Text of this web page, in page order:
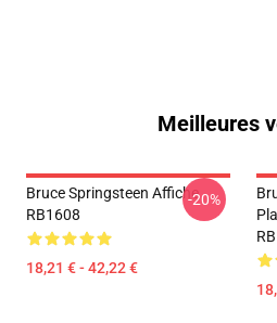
Meilleures
Bruce Springsteen Affiche
RB1608
18,21 € - 42,22 €
-20%